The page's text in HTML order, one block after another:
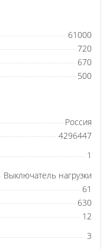
61000
720
670
500
Россия
4296447
1
Выключатель нагрузки
61
630
12
3